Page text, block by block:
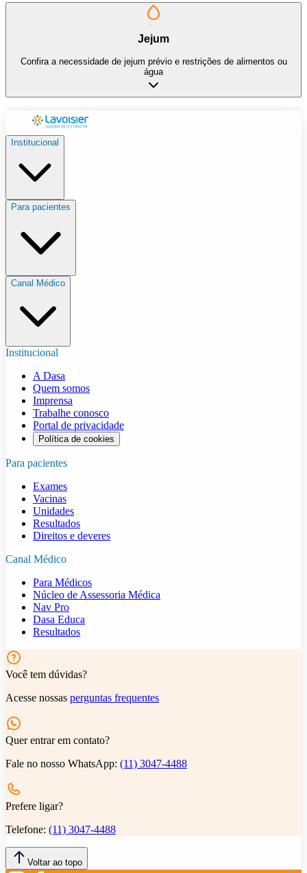
Jejum
Confira a necessidade de jejum prévio e restrições de alimentos ou
água
Institucional
Para pacientes
Canal Médico
Institucional
A Dasa
Quem somos
Imprensa
Trabalhe conosco
Portal de privacidade
Política de cookies
Para pacientes
Exames
Vacinas
Unidades
Resultados
Direitos e deveres
Canal Médico
Para Médicos
Núcleo de Assessoria Médica
Nav Pro
Dasa Educa
Resultados
Você tem dúvidas?
Acesse nossas perguntas frequentes
Quer entrar em contato?
Fale no nosso WhatsApp: (11) 3047-4488
Prefere ligar?
Telefone: (11) 3047-4488
Voltar ao topo